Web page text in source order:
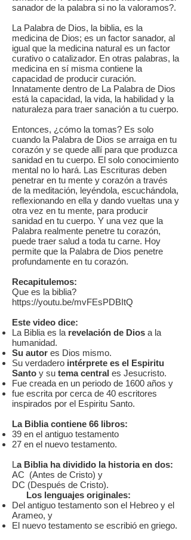
sanador de la palabra si no la valoramos?.
La Palabra de Dios, la biblia, es la
medicina de Dios; es un factor sanador, al
igual que la medicina natural es un factor
curativo o catalizador. En otras palabras, la
medicina en sí misma contiene la
capacidad de producir curación.
Innatamente dentro de La Palabra de Dios
está la capacidad, la vida, la habilidad y la
naturaleza para traer sanación a tu cuerpo.
Entonces, ¿cómo la tomas? Es solo
cuando la Palabra de Dios se arraiga en tu
corazón y se quede allí para que produzca
sanidad en tu cuerpo. El solo conocimiento
mental no lo hará. Las Escrituras deben
penetrar en tu mente y corazón a través
de la meditación, leyéndola, escuchándola,
reflexionando en ella y dando vueltas una y
otra vez en tu mente, para producir
sanidad en tu cuerpo. Y una vez que la
Palabra realmente penetre tu corazón,
puede traer salud a toda tu carne. Hoy
permite que la Palabra de Dios penetre
profundamente en tu corazón.
Recapitulemos:
Que es la biblia?
https://youtu.be/mvFEsPDBItQ
Este video dice:
La Biblia es la revelación de Dios a la
humanidad.
Su autor es Dios mismo.
Su verdadero intérprete es el Espiritu
Santo y su tema central es Jesucristo.
Fue creada en un periodo de 1600 años y
fue escrita por cerca de 40 escritores
inspirados por el Espiritu Santo.
La Biblia contiene 66 libros:
39 en el antiguo testamento
27 en el nuevo testamento.
La Biblia ha dividido la historia en dos:
AC (Antes de Cristo) y
DC (Después de Cristo).
Los lenguajes originales:
Del antiguo testamento son el Hebreo y el
Arameo, y
El nuevo testamento se escribió en griego.